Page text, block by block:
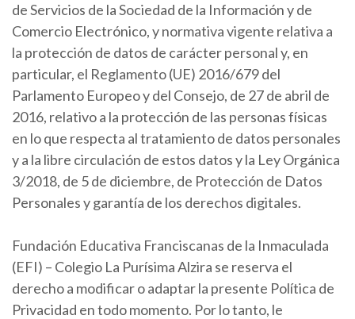
de Servicios de la Sociedad de la Información y de
Comercio Electrónico, y normativa vigente relativa a
la protección de datos de carácter personal y, en
particular, el Reglamento (UE) 2016/679 del
Parlamento Europeo y del Consejo, de 27 de abril de
2016, relativo a la protección de las personas físicas
en lo que respecta al tratamiento de datos personales
y a la libre circulación de estos datos y la Ley Orgánica
3/2018, de 5 de diciembre, de Protección de Datos
Personales y garantía de los derechos digitales.
Fundación Educativa Franciscanas de la Inmaculada
(EFI) – Colegio La Purísima Alzira se reserva el
derecho a modificar o adaptar la presente Política de
Privacidad en todo momento. Por lo tanto, le